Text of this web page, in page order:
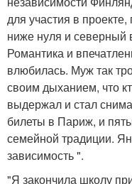
для участия в
ниже нуля и северный
Романтика и
влюбилась. Муж так
своим дыханием, что
выдержал и стал
билеты в Париж, и
семейной традиции.
зависимость ".
"Я закончила школу